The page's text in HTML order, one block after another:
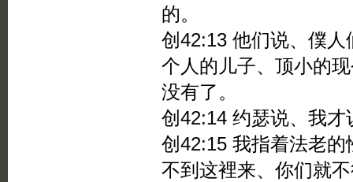
的。
创42:13 他们说、僕
个人的儿子、顶小的
没有了。
创42:14 约瑟说、我
创42:15 我指着法老
不到这裡来、你们就